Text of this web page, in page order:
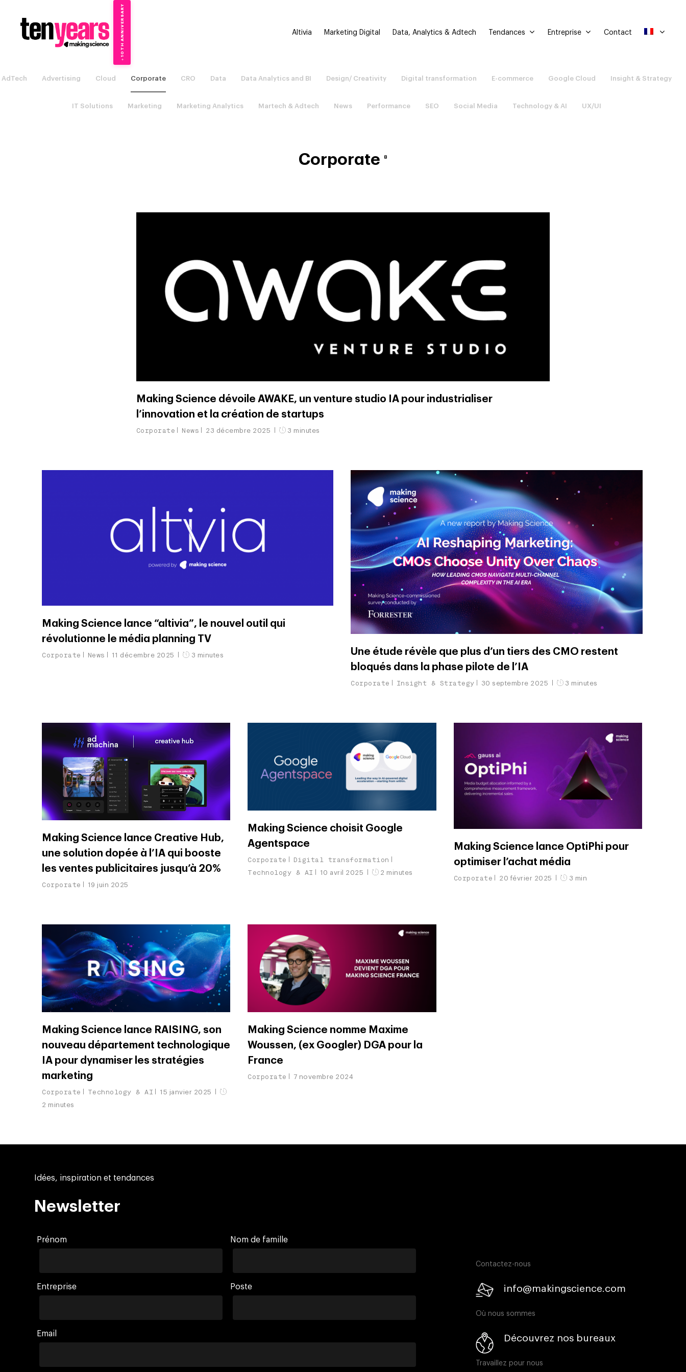
✦
10TH ANNIVERSARY Altivia Marketing Digital Data, Analytics & Adtech Tendances Entreprise Contact
AdTech Advertising Cloud Corporate CRO Data Data Analytics and BI Design/ Creativity Digital transformation E-commerce Google Cloud Insight & Strategy
IT Solutions Marketing Marketing Analytics Martech & Adtech News Performance SEO Social Media Technology & AI UX/UI
Corporate 8
Making Science dévoile AWAKE, un venture studio IA pour industrialiser
l’innovation et la création de startups
Corporate News 23 décembre 2025 3 minutes
Making Science lance “altivia”, le nouvel outil qui
révolutionne le média planning TV
Corporate News 11 décembre 2025 3 minutes
Une étude révèle que plus d’un tiers des CMO restent
bloqués dans la phase pilote de l’IA
Corporate Insight & Strategy 30 septembre 2025 3 minutes
Making Science lance Creative Hub,
une solution dopée à l’IA qui booste
les ventes publicitaires jusqu’à 20%
Corporate 19 juin 2025
Making Science choisit Google
Agentspace
Corporate
Digital transformation
Technology & AI
10 avril 2025 2 minutes
Making Science lance OptiPhi pour
optimiser l’achat média
Corporate 20 février 2025 3 min
Making Science lance RAISING, son
nouveau département technologique
IA pour dynamiser les stratégies
marketing
Corporate Technology & AI
15 janvier 2025
2 minutes
Making Science nomme Maxime
Woussen, (ex Googler) DGA pour la
France
Corporate 7 novembre 2024
Idées, inspiration et tendances
Newsletter
Prénom Nom de famille
Entreprise Poste
Email
Contactez-nous
info@makingscience.com
Où nous sommes
Découvrez nos bureaux
Travaillez pour nous